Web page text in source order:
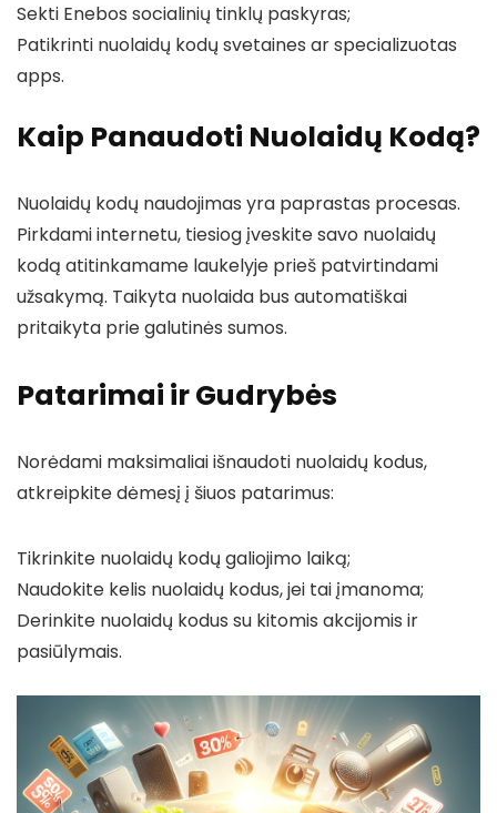
Sekti Enebos socialinių tinklų paskyras;
Patikrinti nuolaidų kodų svetaines ar specializuotas
apps.
Kaip Panaudoti Nuolaidų Kodą?
Nuolaidų kodų naudojimas yra paprastas procesas.
Pirkdami internetu, tiesiog įveskite savo nuolaidų
kodą atitinkamame laukelyje prieš patvirtindami
užsakymą. Taikyta nuolaida bus automatiškai
pritaikyta prie galutinės sumos.
Patarimai ir Gudrybės
Norėdami maksimaliai išnaudoti nuolaidų kodus,
atkreipkite dėmesį į šiuos patarimus:
Tikrinkite nuolaidų kodų galiojimo laiką;
Naudokite kelis nuolaidų kodus, jei tai įmanoma;
Derinkite nuolaidų kodus su kitomis akcijomis ir
pasiūlymais.